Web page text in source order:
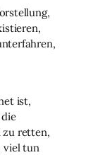
ist,
zu retten,
viel tun